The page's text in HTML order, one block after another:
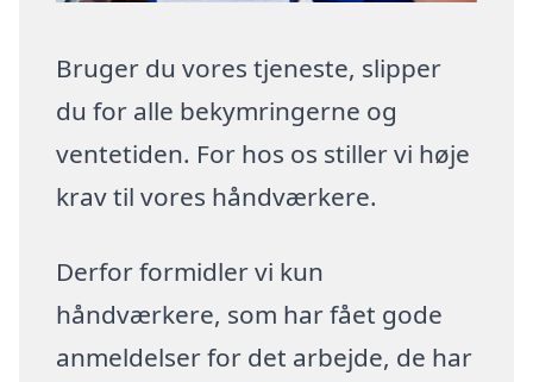
Bruger du vores tjeneste, slipper
du for alle bekymringerne og
ventetiden. For hos os stiller vi høje
krav til vores håndværkere.
Derfor formidler vi kun
håndværkere, som har fået gode
anmeldelser for det arbejde, de har